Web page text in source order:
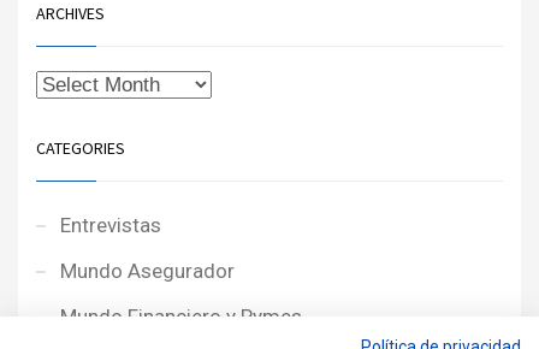
ARCHIVES
CATEGORIES
Entrevistas
Mundo Asegurador
Mundo Financiero y Pymes